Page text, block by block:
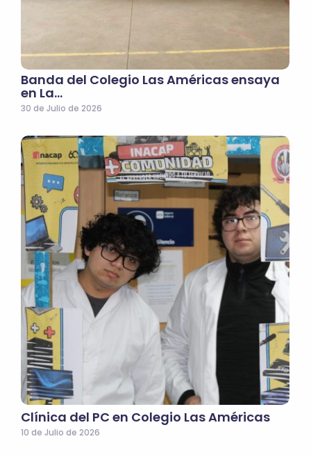
Banda del Colegio Las Américas ensaya
en La…
30 de Julio de 2026
Clínica del PC en Colegio Las Américas
10 de Julio de 2026